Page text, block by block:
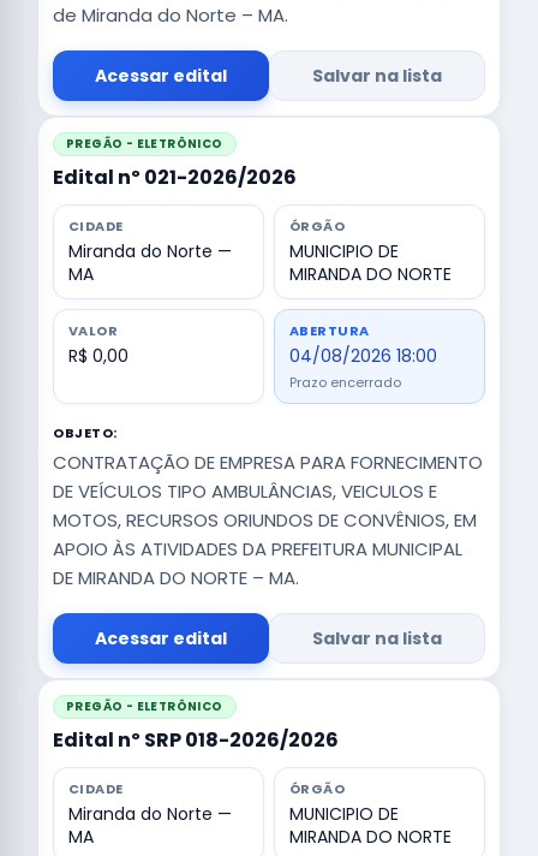
de Miranda do Norte – MA.
Acessar edital Salvar na lista
PREGÃO - ELETRÔNICO
Edital nº 021-2026/2026
CIDADE
Miranda do Norte —
MA
ÓRGÃO
MUNICIPIO DE
MIRANDA DO NORTE
VALOR
R$ 0,00
ABERTURA
04/08/2026 18:00
Prazo encerrado
OBJETO:
CONTRATAÇÃO DE EMPRESA PARA FORNECIMENTO
DE VEÍCULOS TIPO AMBULÂNCIAS, VEICULOS E
MOTOS, RECURSOS ORIUNDOS DE CONVÊNIOS, EM
APOIO ÀS ATIVIDADES DA PREFEITURA MUNICIPAL
DE MIRANDA DO NORTE – MA.
Acessar edital Salvar na lista
PREGÃO - ELETRÔNICO
Edital nº SRP 018-2026/2026
CIDADE
Miranda do Norte —
MA
ÓRGÃO
MUNICIPIO DE
MIRANDA DO NORTE